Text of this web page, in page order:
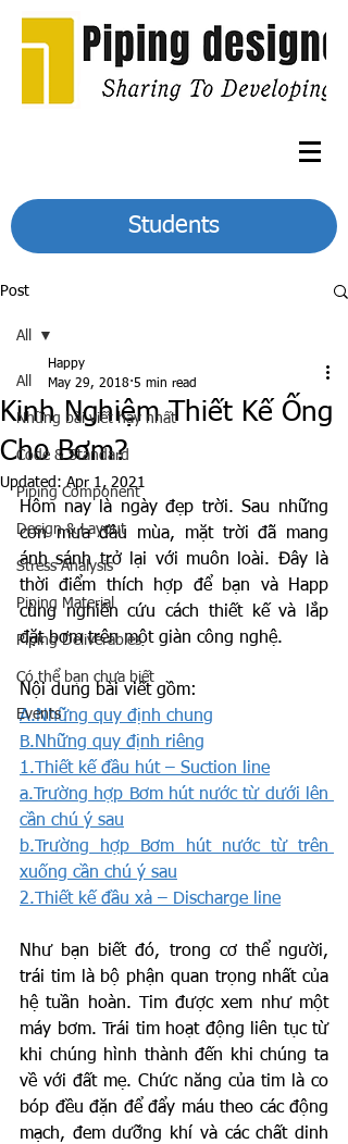
Students
Post
All
Những bài viết hay nhất
Code & Standard
Piping Component
Design & Layout
Stress Analysis
Piping Material
Piping Deliverables
Có thể bạn chưa biết
Events
All
Kinh Nghiệm Thiết Kế Ống
Cho Bơm?
Happy
May 29, 2018 5 min read
Updated:Apr 1, 2021
Hôm nay là ngày đẹp trời. Sau những
cơn mưa đầu mùa, mặt trời đã mang
ánh sánh trở lại với muôn loài. Đây là
thời điểm thích hợp để bạn và Happ
cùng nghiên cứu cách thiết kế và lắp
đặt bơm trên một giàn công nghệ.
Nội dung bài viết gồm:
A.Những quy định chung
B.Những quy định riêng
1.Thiết kế đầu hút – Suction line
a.Trường hợp Bơm hút nước từ dưới lên
cần chú ý sau
b.Trường hợp Bơm hút nước từ trên
xuống cần chú ý sau
2.Thiết kế đầu xả – Discharge line
Như bạn biết đó, trong cơ thể người,
trái tim là bộ phận quan trọng nhất của
hệ tuần hoàn. Tim được xem như một
máy bơm. Trái tim hoạt động liên tục từ
khi chúng hình thành đến khi chúng ta
về với đất mẹ. Chức năng của tim là co
bóp đều đặn để đẩy máu theo các động
mạch, đem dưỡng khí và các chất dinh